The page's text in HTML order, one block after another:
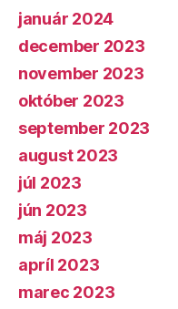
január 2024
december 2023
november 2023
október 2023
september 2023
august 2023
júl 2023
jún 2023
máj 2023
apríl 2023
marec 2023